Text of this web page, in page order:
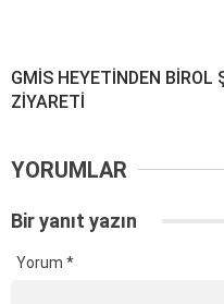
GMİS HEYETİNDEN BİROL
ZİYARETİ
YORUMLAR
Bir yanıt yazın
Yorum *